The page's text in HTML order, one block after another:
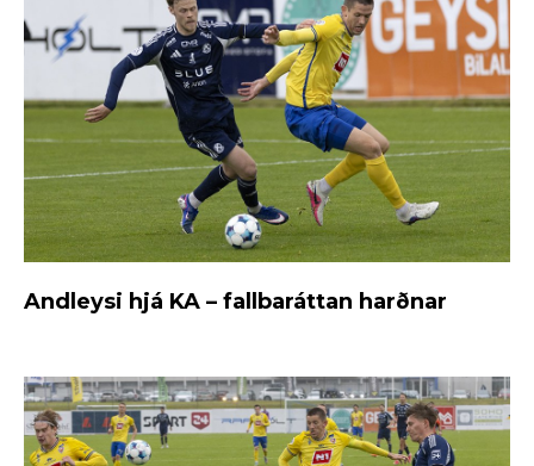
Andleysi hjá KA – fallbaráttan harðnar